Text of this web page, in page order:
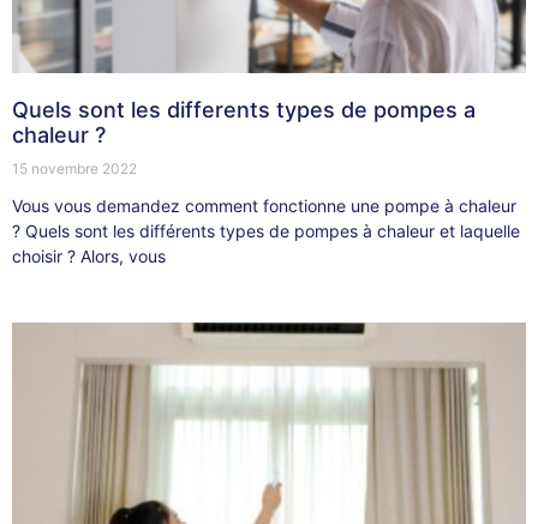
Quels sont les differents types de pompes a
chaleur ?
15 novembre 2022
Vous vous demandez comment fonctionne une pompe à chaleur
? Quels sont les différents types de pompes à chaleur et laquelle
choisir ? Alors, vous